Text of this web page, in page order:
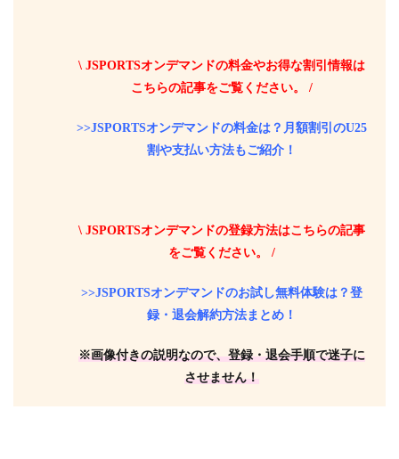
\ JSPORTSオンデマンドの料金やお得な割引情報は
こちらの記事をご覧ください。 /
>>JSPORTSオンデマンドの料金は？月額割引のU25
割や支払い方法もご紹介！
\ JSPORTSオンデマンドの登録方法はこちらの記事
をご覧ください。 /
>>JSPORTSオンデマンドのお試し無料体験は？登
録・退会解約方法まとめ！
※画像付きの説明なので、登録・退会手順で迷子に
させません！